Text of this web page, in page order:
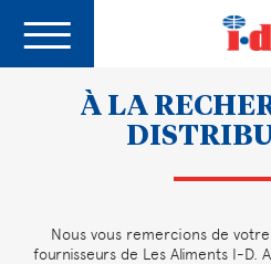
À LA
Nous vous remercions de
fournisseurs de Les Aliments I-D.